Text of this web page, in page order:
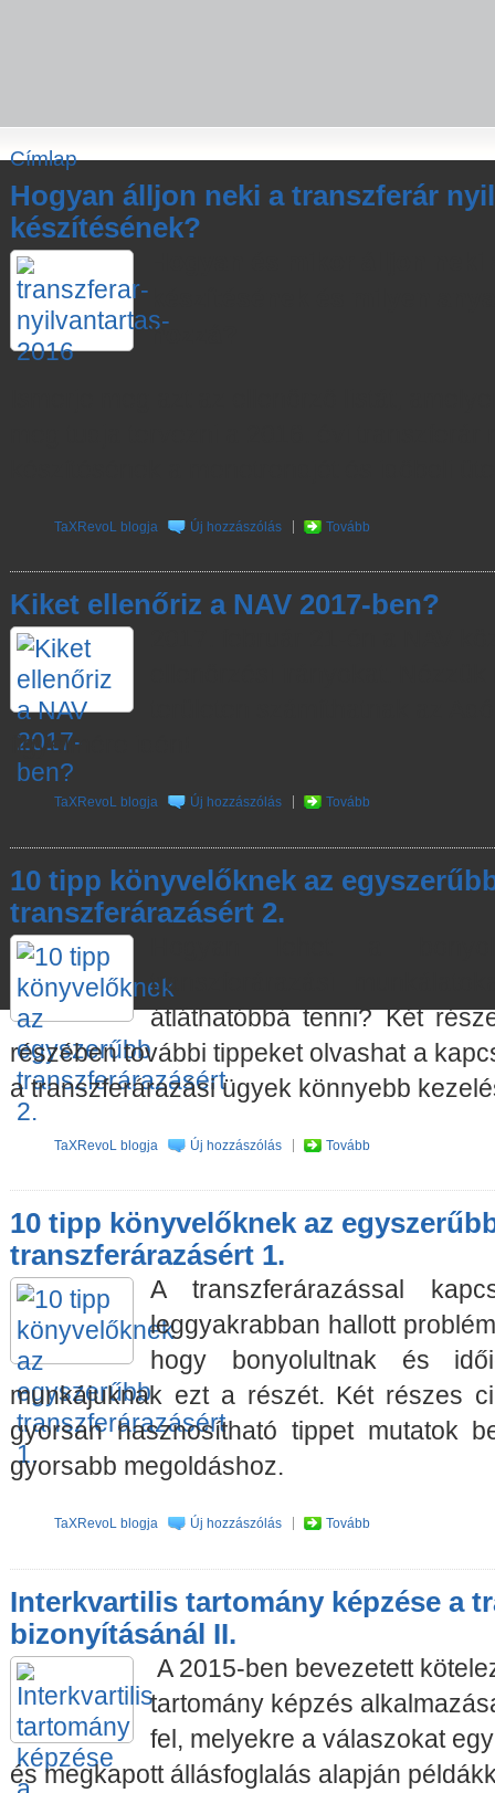
Címlap
Hogyan álljon neki a transzferár
készítésének?
hozzá?
TaXRevoL blogja Új hozzászólás Tovább
Kiket ellenőriz a NAV 2017-ben?
figyelmére idén!
TaXRevoL blogja Új hozzászólás Tovább
10 tipp könyvelőknek az
transzferárazásért 2.
transzferárazási
átláthatóbbá tenni? Két
részében további tippeket olvashat a
a transzferárazási ügyek könnyebb
TaXRevoL blogja Új hozzászólás Tovább
10 tipp könyvelőknek az
transzferárazásért 1.
A transzferárazással
leggyakrabban hallott
hogy bonyolultnak és
munkájuknak ezt a részét. Két részes
gyorsan hasznosítható tippet mutatok
gyorsabb megoldáshoz.
TaXRevoL blogja Új hozzászólás Tovább
Interkvartilis tartomány képzése a
bizonyításánál II.
A 2015-ben bevezetett
tartomány képzés
fel, melyekre a válaszokat
és megkapott állásfoglalás alapján